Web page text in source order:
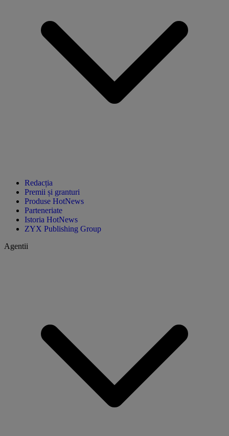
Redacția
Premii și granturi
Produse HotNews
Parteneriate
Istoria HotNews
ZYX Publishing Group
Agentii